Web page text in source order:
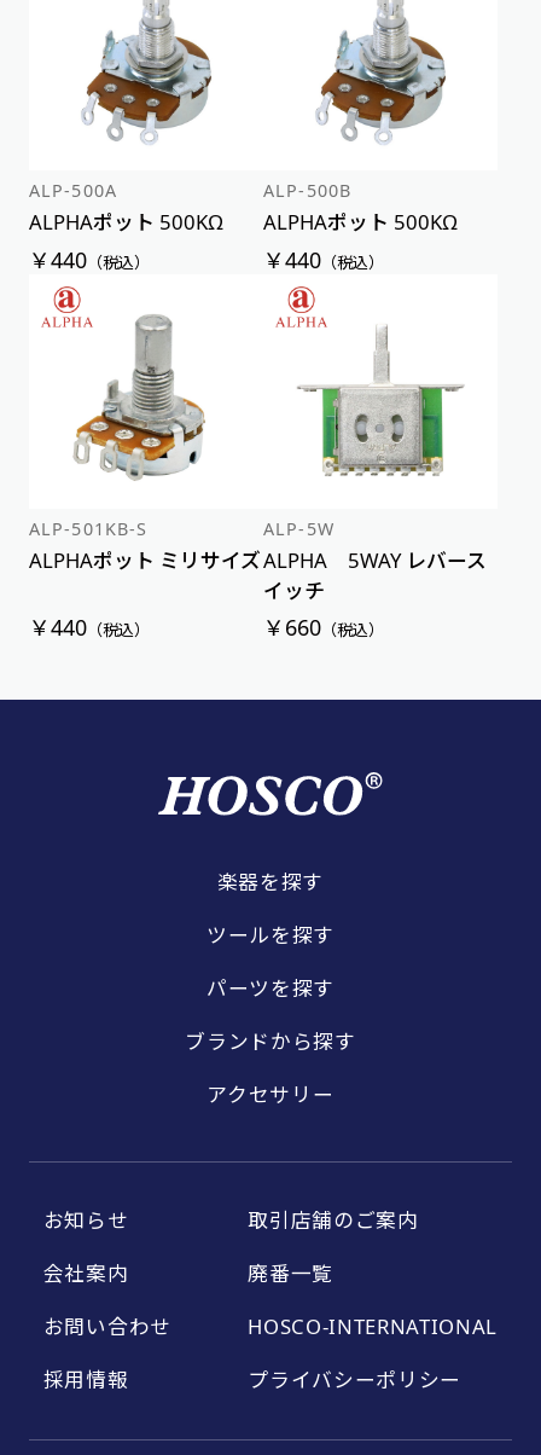
ALP-500A
ALPHAポット 500KΩ
￥440（税込）
ALP-500B
ALPHAポット 500KΩ
￥440 （税込）
ALP-501KB-S
ALPHAポット ミリサイズ
￥440（税込）
ALP-5W
ALPHA 5WAY レバース
イッチ
￥660 （税込）
楽器を探す
ツールを探す
パーツを探す
ブランドから探す
アクセサリー
お知らせ
会社案内
お問い合わせ
採用情報
取引店舗のご案内
廃番一覧
HOSCO-INTERNATIONAL
プライバシーポリシー